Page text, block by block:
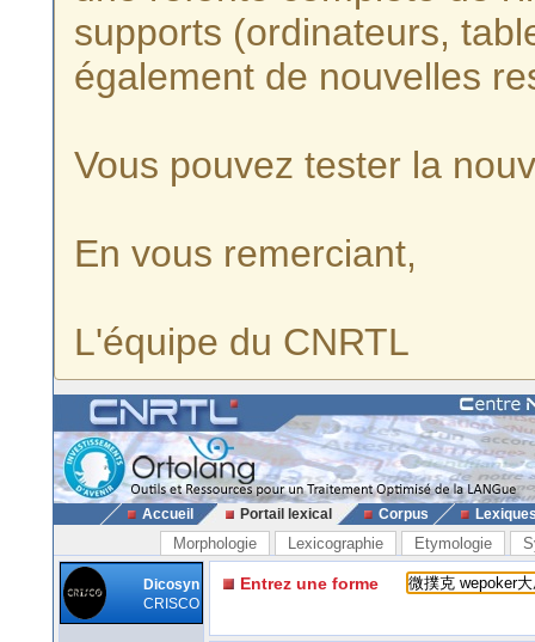
supports (ordinateurs,
également de nouvelles
Vous pouvez tester la
En vous remerciant,
L'équipe du CNRTL
Accueil Portail lexical Corpus
Morphologie Lexicographie Etymologie
Dicosyn
CRISCO
Entrez une forme